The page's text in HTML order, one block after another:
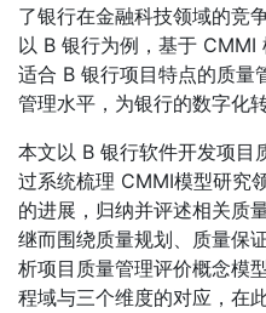
了银行在金融科技领域的竞
以 B 银行为例，基于 CMMI
适合 B 银行项目特点的质量
管理水平，为银行的数字化
本文以 B 银行软件开发项目
过系统梳理 CMMI模型研究
的进展，归纳并评述相关质
继而围绕质量规划、质量保
析项目质量管理评价概念模
程域与三个维度的对应，在